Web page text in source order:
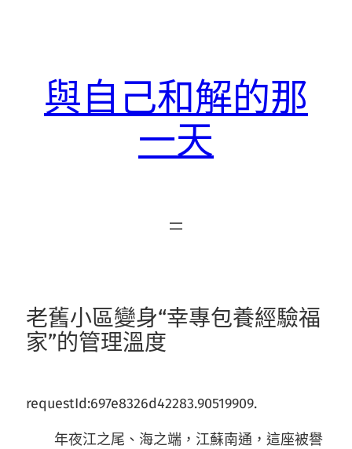
與自己和解的那
一天
老舊小區變身“幸專包養經驗福
家”的管理溫度
requestId:697e8326d42283.90519909.
年夜江之尾、海之端，江蘇南通，這座被譽